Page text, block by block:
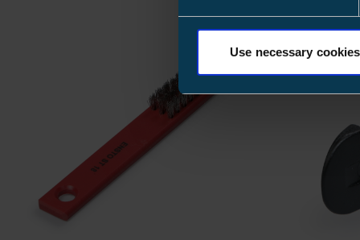
Use necessary